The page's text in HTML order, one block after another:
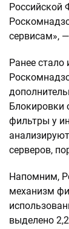
Российской
сервисам»,
Ранее стало
Блокировки
фильтры у
серверов,
Напомним,
механизм
выделено